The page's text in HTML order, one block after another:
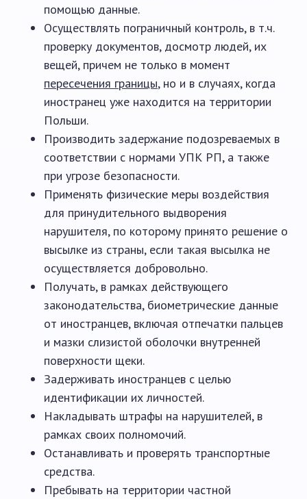
помощью данные.
Осуществлять пограничный контроль, в т.ч.
проверку документов, досмотр людей, их
вещей, причем не только в момент
пересечения границы, но и в случаях, когда
иностранец уже находится на территории
Польши.
Производить задержание подозреваемых в
соответствии с нормами УПК РП, а также
при угрозе безопасности.
Применять физические меры воздействия
для принудительного выдворения
нарушителя, по которому принято решение о
высылке из страны, если такая высылка не
осуществляется добровольно.
Получать, в рамках действующего
законодательства, биометрические данные
от иностранцев, включая отпечатки пальцев
и мазки слизистой оболочки внутренней
поверхности щеки.
Задерживать иностранцев с целью
идентификации их личностей.
Накладывать штрафы на нарушителей, в
рамках своих полномочий.
Останавливать и проверять транспортные
средства.
Пребывать на территории частной